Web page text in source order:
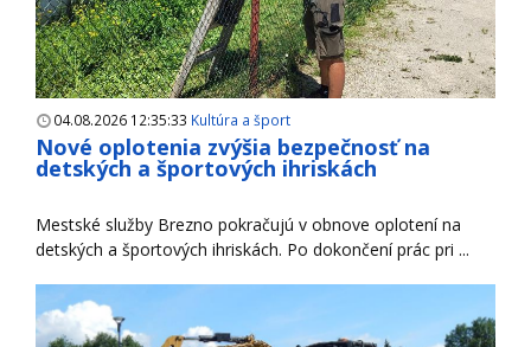
04.08.2026 12:35:33 Kultúra a šport
Nové oplotenia zvýšia bezpečnosť na
detských a športových ihriskách
Mestské služby Brezno pokračujú v obnove oplotení na
detských a športových ihriskách. Po dokončení prác pri ...